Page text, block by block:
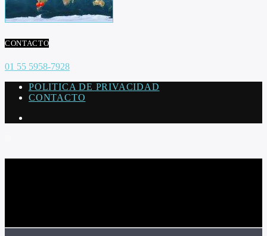
CONTACTO
01 55 5958-7928
POLITICA DE PRIVACIDAD
CONTACTO